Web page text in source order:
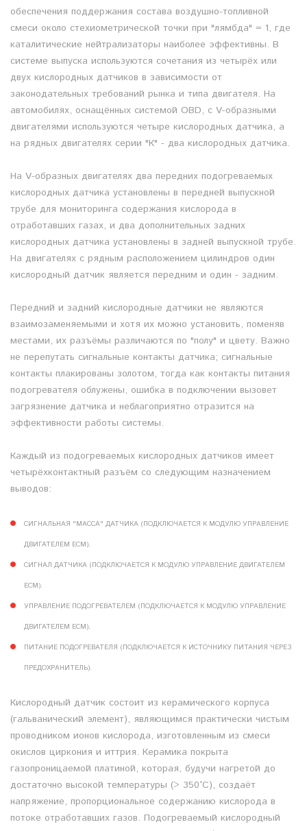
обеспечения поддержания состава воздушно-топливной
смеси около стехиометрической точки при "лямбда" = 1, где
каталитические нейтрализаторы наиболее эффективны. В
системе выпуска используются сочетания из четырёх или
двух кислородных датчиков в зависимости от
законодательных требований рынка и типа двигателя. На
автомобилях, оснащённых системой OBD, с V-образными
двигателями используются четыре кислородных датчика, а
на рядных двигателях серии "К" - два кислородных датчика.
На V-образных двигателях два передних подогреваемых
кислородных датчика установлены в передней выпускной
трубе для мониторинга содержания кислорода в
отработавших газах, и два дополнительных задних
кислородных датчика установлены в задней выпускной трубе.
На двигателях с рядным расположением цилиндров один
кислородный датчик является передним и один - задним.
Передний и задний кислородные датчики не являются
взаимозаменяемыми и хотя их можно установить, поменяв
местами, их разъёмы различаются по "полу" и цвету. Важно
не перепутать сигнальные контакты датчика; сигнальные
контакты плакированы золотом, тогда как контакты питания
подогревателя облужены, ошибка в подключении вызовет
загрязнение датчика и неблагоприятно отразится на
эффективности работы системы.
Каждый из подогреваемых кислородных датчиков имеет
четырёхконтактный разъём со следующим назначением
выводов:
СИГНАЛЬНАЯ "МАССА" ДАТЧИКА (ПОДКЛЮЧАЕТСЯ К МОДУЛЮ УПРАВЛЕНИЕ
ДВИГАТЕЛЕМ ECM).
СИГНАЛ ДАТЧИКА (ПОДКЛЮЧАЕТСЯ К МОДУЛЮ УПРАВЛЕНИЕ ДВИГАТЕЛЕМ
ECM).
УПРАВЛЕНИЕ ПОДОГРЕВАТЕЛЕМ (ПОДКЛЮЧАЕТСЯ К МОДУЛЮ УПРАВЛЕНИЕ
ДВИГАТЕЛЕМ ECM).
ПИТАНИЕ ПОДОГРЕВАТЕЛЯ (ПОДКЛЮЧАЕТСЯ К ИСТОЧНИКУ ПИТАНИЯ ЧЕРЕЗ
ПРЕДОХРАНИТЕЛЬ).
Кислородный датчик состоит из керамического корпуса
(гальванический элемент), являющимся практически чистым
проводником ионов кислорода, изготовленным из смеси
окислов циркония и иттрия. Керамика покрыта
газопроницаемой платиной, которая, будучи нагретой до
достаточно высокой температуры (> 350°С), создаёт
напряжение, пропорциональное содержанию кислорода в
потоке отработавших газов. Подогреваемый кислородный